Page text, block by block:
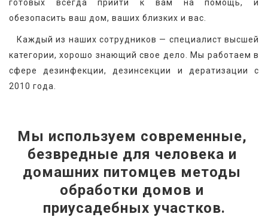
готовых всегда прийти к вам на помощь, и
обезопасить ваш дом, ваших близких и вас.
Каждый из наших сотрудников — специалист высшей
категории, хорошо знающий свое дело. Мы работаем в
сфере дезинфекции, дезинсекции и дератизации с
2010 года.
Мы используем современные,
безвредные для человека и
домашних питомцев методы
обработки домов и
приусадебных участков.